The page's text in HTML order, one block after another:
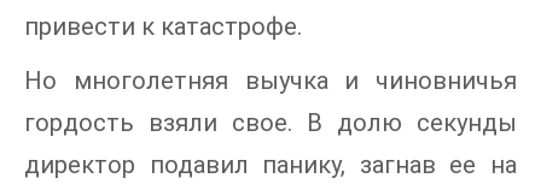
привести к катастрофе.
Но многолетняя выучка и чиновничья
гордость взяли свое. В долю секунды
директор подавил панику, загнав ее на